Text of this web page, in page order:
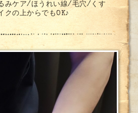
みケア/ほうれい線/毛穴/くす
の上からでもOK♪